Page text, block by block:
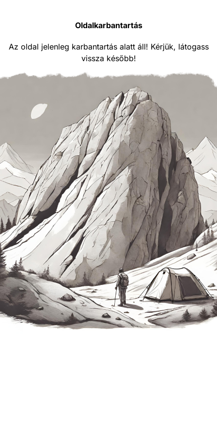
Oldalkarbantartás
Az oldal jelenleg karbantartás alatt áll! Kérjük, látogass
vissza később!